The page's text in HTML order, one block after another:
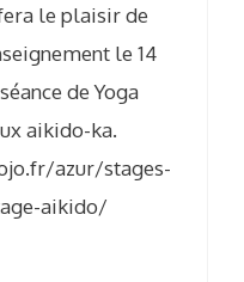
le plaisir de
le 14
de Yoga
aikido-ka.
azur/stages-
aikido/